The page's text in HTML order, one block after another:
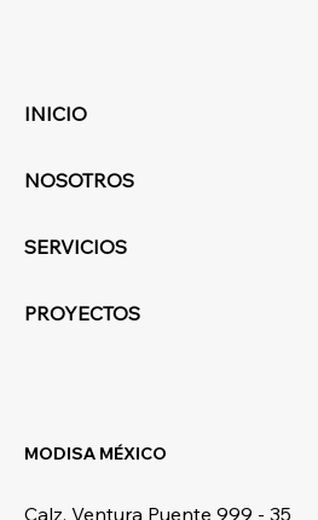
INICIO
NOSOTROS
SERVICIOS
PROYECTOS
MODISA MÉXICO
Calz. Ventura Puente 999 - 35